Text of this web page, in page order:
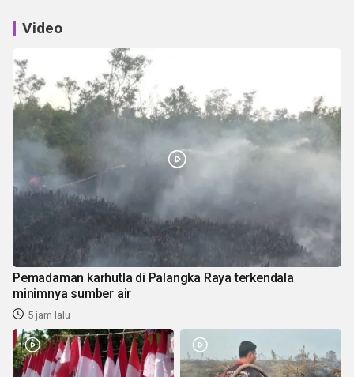
Video
Pemadaman karhutla di Palangka Raya terkendala
minimnya sumber air
5 jam lalu